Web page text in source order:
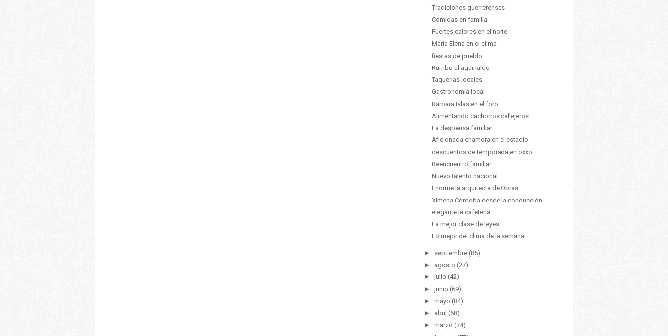
Tradiciones guerrerenses
Comidas en familia
Fuertes calores en el norte
María Elena en el clima
fiestas de pueblo
Rumbo al aguinaldo
Taquerías locales
Gastronomía local
Bárbara Islas en el foro
Alimentando cachorros callejeros
La despensa familiar
Aficionada enamora en el estadio
descuentos de temporada en oxxo
Reencuentro familiar
Nuevo talento nacional
Enorme la arquitecta de Obras
Ximena Córdoba desde la conducción
elegante la cafeteria
La mejor clase de leyes
Lo mejor del clima de la semana
► septiembre (85)
► agosto (27)
► julio (42)
► junio (69)
► mayo (84)
► abril (68)
► marzo (74)